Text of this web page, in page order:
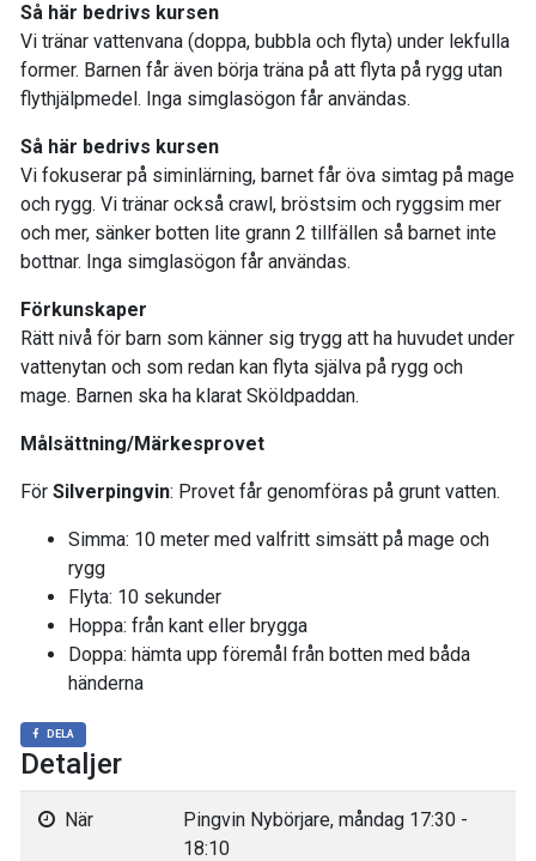
Så här bedrivs kursen
Vi tränar vattenvana (doppa, bubbla och flyta) under lekfulla
former. Barnen får även börja träna på att flyta på rygg utan
flythjälpmedel. Inga simglasögon får användas.
Så här bedrivs kursen
Vi fokuserar på siminlärning, barnet får öva simtag på mage
och rygg. Vi tränar också crawl, bröstsim och ryggsim mer
och mer, sänker botten lite grann 2 tillfällen så barnet inte
bottnar. Inga simglasögon får användas.
Förkunskaper
Rätt nivå för barn som känner sig trygg att ha huvudet under
vattenytan och som redan kan flyta själva på rygg och
mage. Barnen ska ha klarat Sköldpaddan.
Målsättning/Märkesprovet
För Silverpingvin: Provet får genomföras på grunt vatten.
Simma: 10 meter med valfritt simsätt på mage och
rygg
Flyta: 10 sekunder
Hoppa: från kant eller brygga
Doppa: hämta upp föremål från botten med båda
händerna
DELA
Detaljer
När
Pingvin Nybörjare, måndag 17:30 -
18:10